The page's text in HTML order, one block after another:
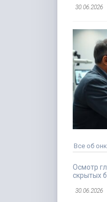
30.06.2026
Все об
Осмотр
скрытых
30.06.2026